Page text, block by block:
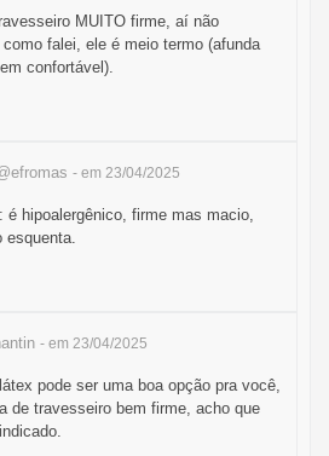
MUITO firme, aí não
falei, ele é meio termo (afunda
confortável).
- em 23/04/2025
é hipoalergênico, firme mas macio,
esquenta.
- em 23/04/2025
pode ser uma boa opção pra você,
de travesseiro bem firme, acho que